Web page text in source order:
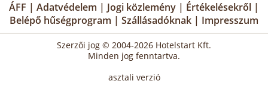
ÁFF | Adatvédelem | Jogi közlemény | Értékelésekről |
Belépő hűségprogram | Szállásadóknak | Impresszum
Szerzői jog © 2004-2026 Hotelstart Kft.
Minden jog fenntartva.
asztali verzió